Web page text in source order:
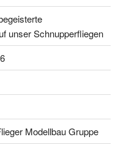
unser Schnupperfliegen
Modellbau Gruppe